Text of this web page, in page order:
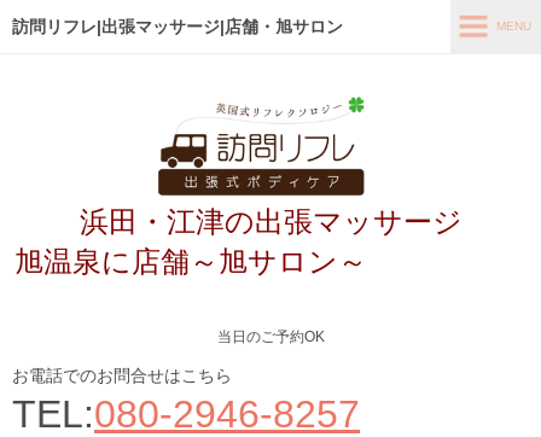
訪問リフレ|出張マッサージ|店舗・旭サロン
浜田・江津の出張マッサージ
旭温泉に店舗～旭サロン～
当日のご予約OK
お電話でのお問合せはこちら
TEL:080-2946-8257
MENU
店舗メニュー～旭サロン～
お客様の声
メディア掲載